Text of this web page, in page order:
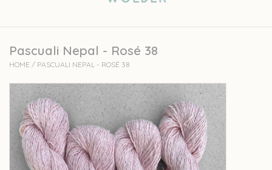
Accessoires
workshops
Cadeaubon
Solden
Pascuali Nepal - Rosé 38
HOME / PASCUALI NEPAL - ROSÉ 38